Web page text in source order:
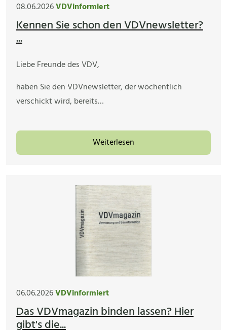
08.06.2026VDVinformiert
Kennen Sie schon den VDVnewsletter?
...
Liebe Freunde des VDV,
haben Sie den VDVnewsletter, der wöchentlich
verschickt wird, bereits…
Weiterlesen
06.06.2026VDVinformiert
Das VDVmagazin binden lassen? Hier
gibt's die...